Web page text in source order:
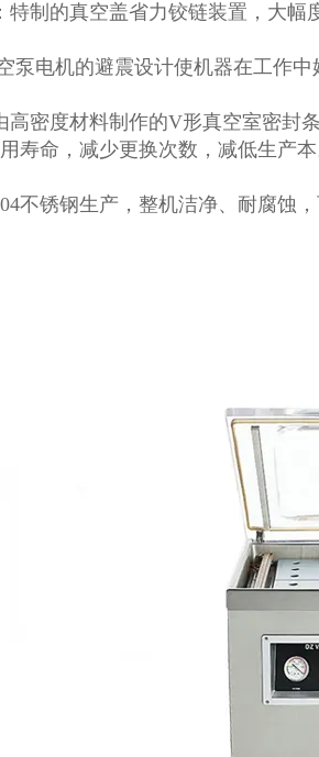
特制的真空盖省力铰链装置，大幅
泵电机的避震设计使机器在工作
高密度材料制作的V形真空室密封
寿命，减少更换次数，减低生产本
不锈钢生产，整机洁净、耐腐蚀，